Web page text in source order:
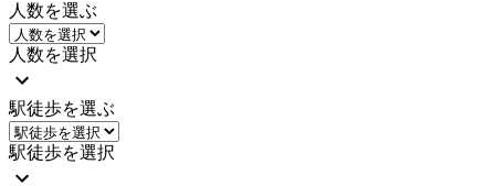
人数を選ぶ
人数を選択
駅徒歩を選ぶ
駅徒歩を選択